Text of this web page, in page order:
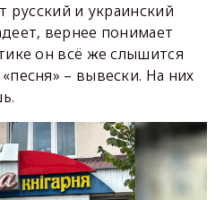
русский и украинский
вернее понимает
он всё же слышится
– вывески. На них